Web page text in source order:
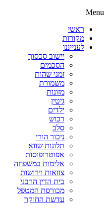
Menu
ראשי
מקורות
לענייננו
יישוב סכסוך
הסכמים
זמני שהות
משמורת
מזונות
גיטין
ילדים
רכוש
סלב
ניכור הורי
תלונות שווא
אפוטרופוסות
אלימות במשפחה
צוואות וירושות
בית הדין הרבני
מכורסת המטפל
עדשת החוקר